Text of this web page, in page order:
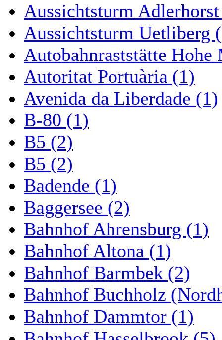
Aussichtsturm
Aussichtsturm Uetliberg
Autobahnraststätte Hohe
Autoritat Portuària (1)
Avenida da Liberdade (1)
B-80 (1)
B5 (2)
B5 (2)
Badende (1)
Baggersee (2)
Bahnhof Ahrensburg (1)
Bahnhof Altona (1)
Bahnhof Barmbek (2)
Bahnhof Buchholz
Bahnhof Dammtor (1)